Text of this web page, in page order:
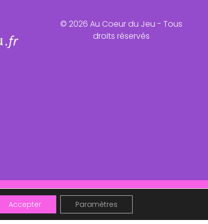
© 2026 Au Coeur du Jeu - Tous
droits réservés
!
Accepter Paramètres